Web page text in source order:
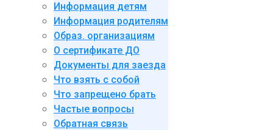
Информация детям
Информация родителям
Образ. организациям
О сертификате ДО
Документы для заезда
Что взять с собой
Что запрещено брать
Частые вопросы
Обратная связь